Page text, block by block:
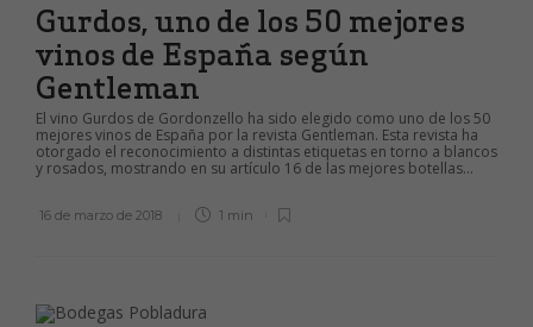
Gurdos, uno de los 50 mejores
vinos de España según
Gentleman
El vino Gurdos de Gordonzello ha sido elegido como uno de los 50
mejores vinos de España por la revista Gentleman. Esta revista ha
otorgado el reconocimiento a distintas etiquetas en torno a blancos
y rosados, mostrando en su artículo 16 de las mejores botellas...
16 de marzo de 2018 1 min